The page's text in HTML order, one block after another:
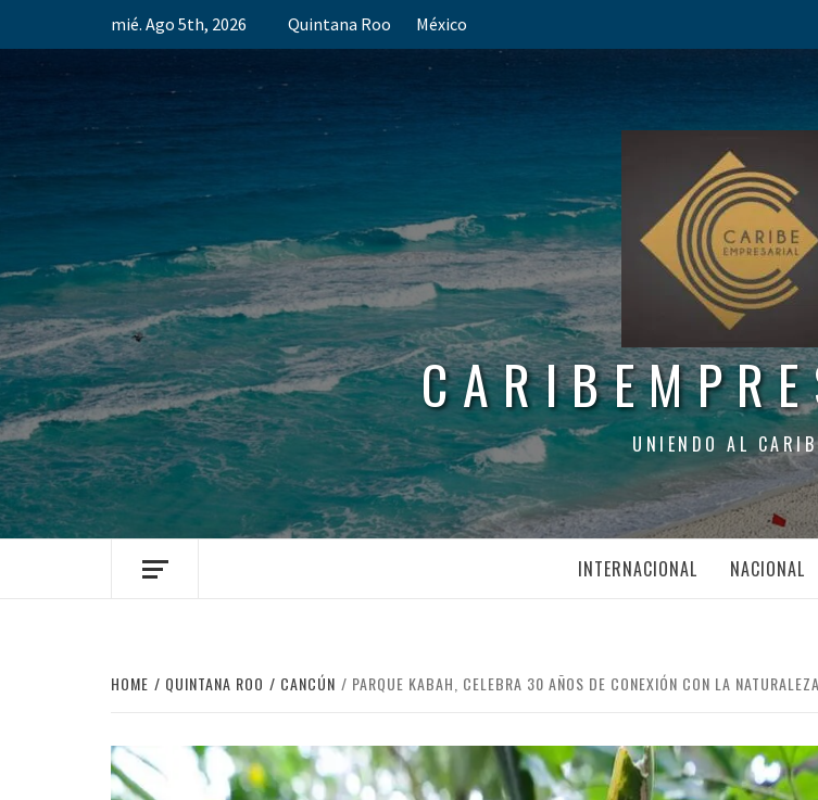
mié. Ago 5th, 2026 Quintana Roo México
UNIENDO AL
INTERNACIONAL NACIONAL
HOME QUINTANA ROO CANCÚN PARQUE KABAH, CELEBRA 30 AÑOS DE CONEXIÓN CON LA NATURALEZA